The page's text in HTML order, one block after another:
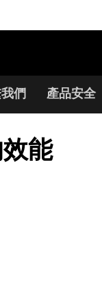
們 產品安全
能